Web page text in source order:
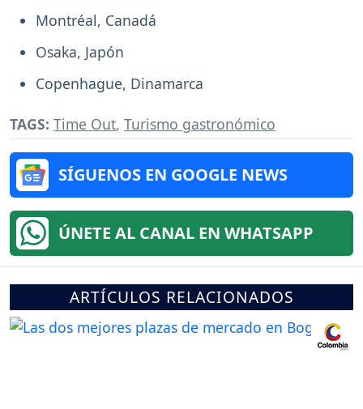
Montréal, Canadá
Osaka, Japón
Copenhague, Dinamarca
TAGS: Time Out, Turismo gastronómico
SÍGUENOS EN GOOGLE NEWS
ÚNETE AL CANAL EN WHATSAPP
ARTÍCULOS RELACIONADOS